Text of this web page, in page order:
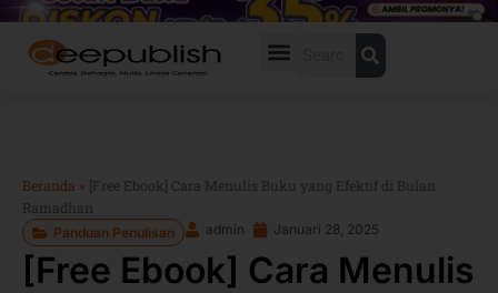
Lewati
konten
Beranda »
[Free Ebook] Cara Menulis Buku yang Efektif di Bulan
Ramadhan
Panduan Penulisan admin Januari 28, 2025
[Free Ebook] Cara Menulis